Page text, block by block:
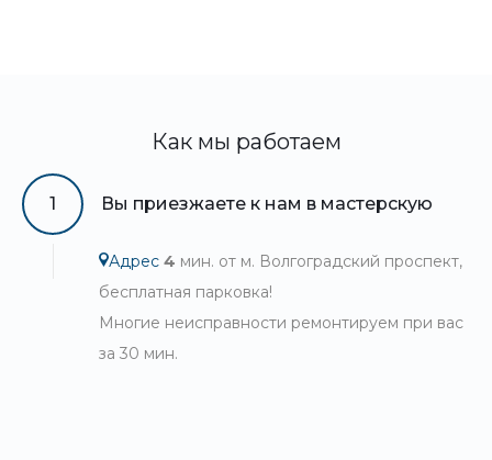
Как мы работаем
1 Вы приезжаете к нам в мастерскую
Адрес 4 мин. от м. Волгоградский проспект,
бесплатная парковка!
Многие неисправности ремонтируем при вас
за 30 мин.